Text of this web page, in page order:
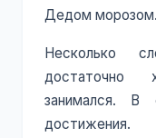
Дедом морозом.
Несколько
достаточно
занимался. В